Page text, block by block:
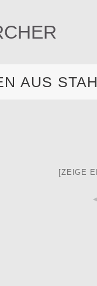
AUS
[ZEIGE
◄